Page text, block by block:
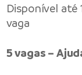
Disponível
vaga
5 vagas –